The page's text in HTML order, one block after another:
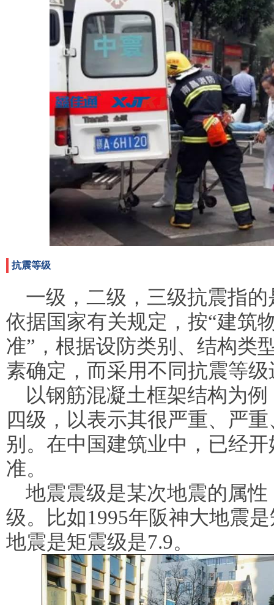
抗震等级
一级，二级，三级抗震指
依据国家有关规定，按“建筑
准”，根据设防类别、结构类
素确定，而采用不同抗震等
以钢筋混凝土框架结构为
四级，以表示其很严重、严
别。在中国建筑业中，已经
准。
地震震级是某次地震的属
级。比如1995年阪神大地震
地震是矩震级是7.9。